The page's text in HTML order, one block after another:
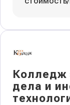
Колледж
дела и